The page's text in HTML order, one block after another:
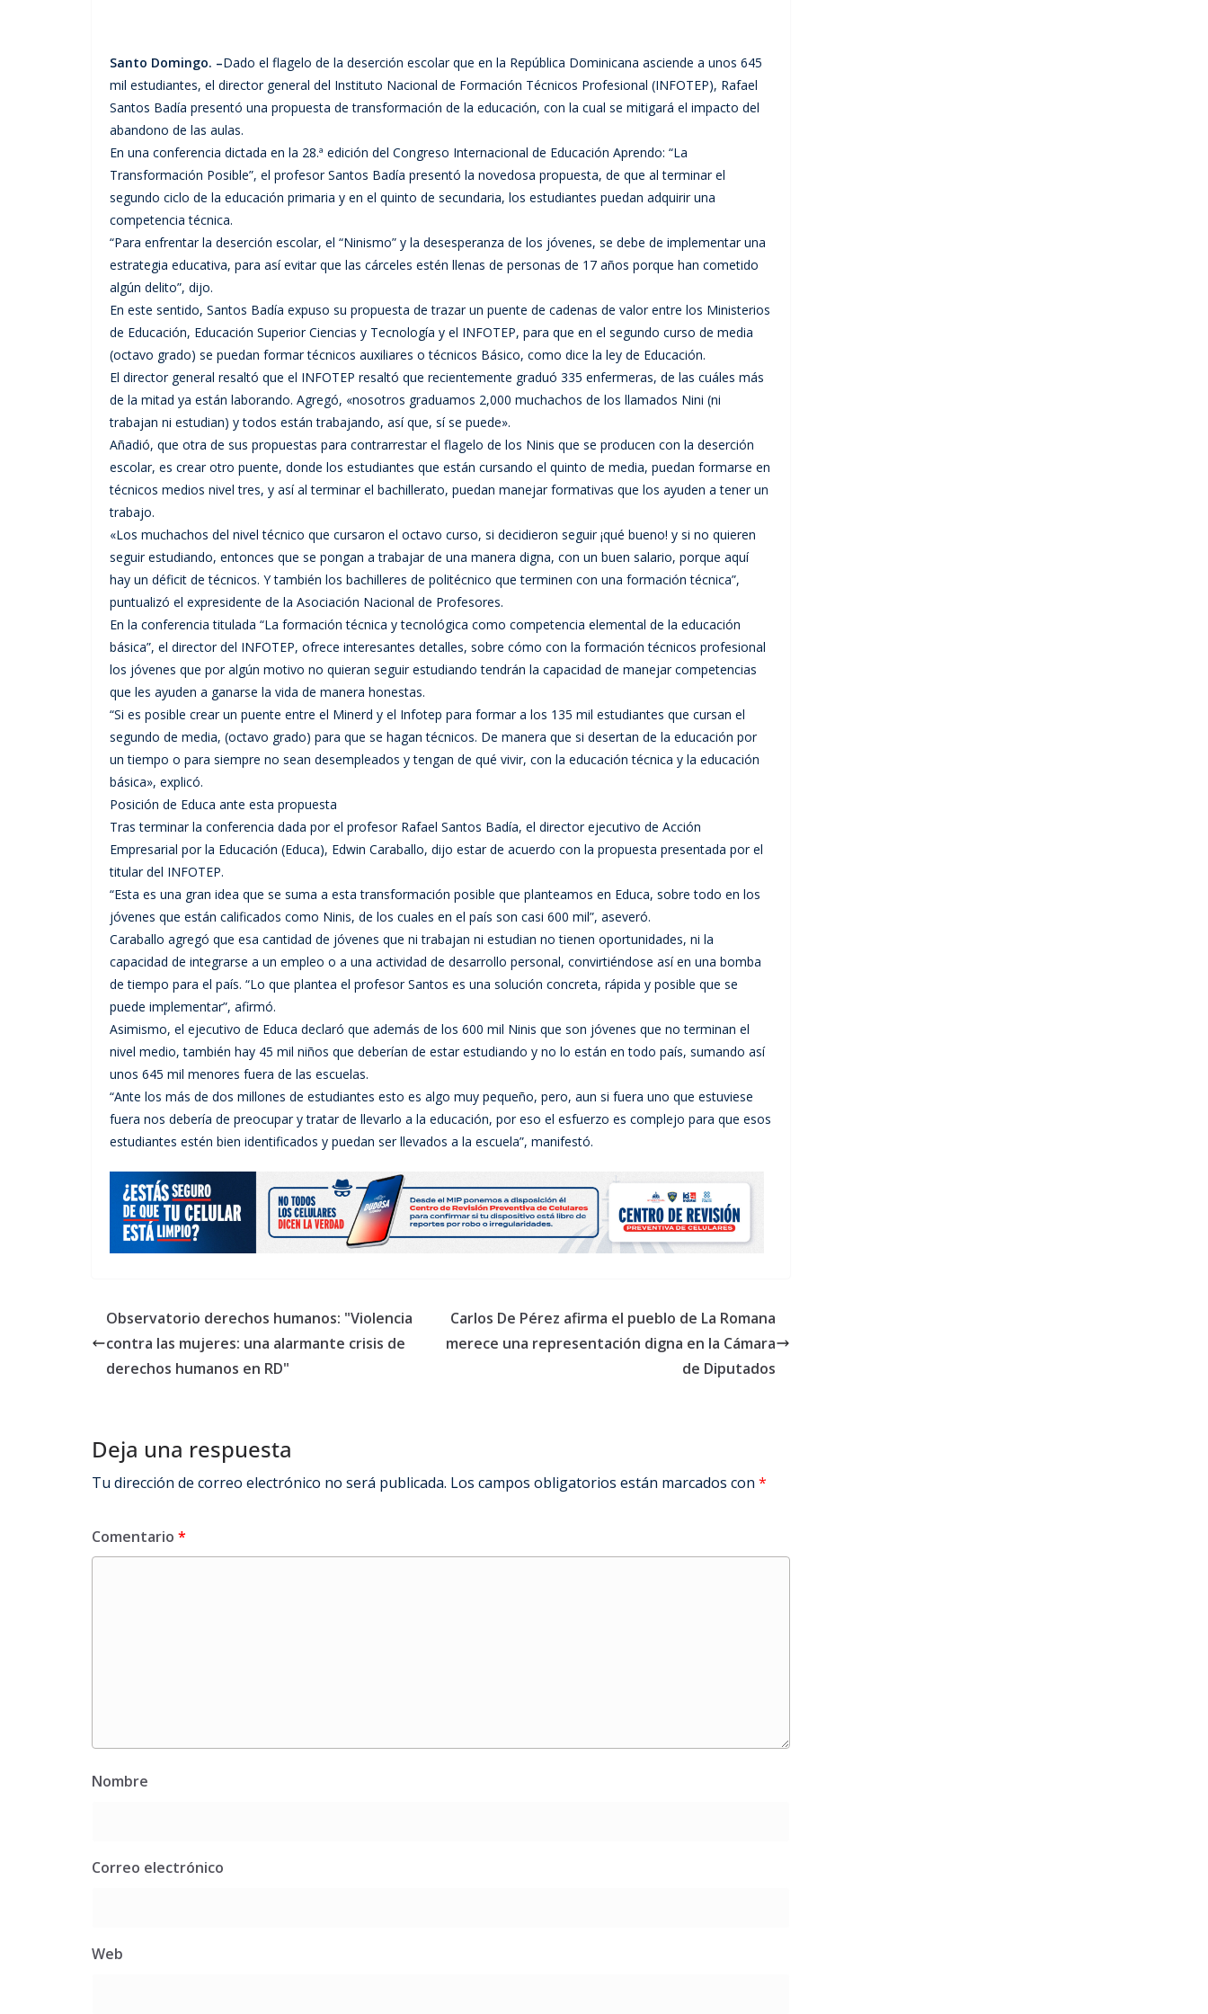
Santo Domingo. –Dado el flagelo de la deserción escolar que en la República Dominicana asciende a unos 645
mil estudiantes, el director general del Instituto Nacional de Formación Técnicos Profesional (INFOTEP), Rafael
Santos Badía presentó una propuesta de transformación de la educación, con la cual se mitigará el impacto del
abandono de las aulas.
En una conferencia dictada en la 28.ª edición del Congreso Internacional de Educación Aprendo: “La
Transformación Posible”, el profesor Santos Badía presentó la novedosa propuesta, de que al terminar el
segundo ciclo de la educación primaria y en el quinto de secundaria, los estudiantes puedan adquirir una
competencia técnica.
“Para enfrentar la deserción escolar, el “Ninismo” y la desesperanza de los jóvenes, se debe de implementar una
estrategia educativa, para así evitar que las cárceles estén llenas de personas de 17 años porque han cometido
algún delito”, dijo.
En este sentido, Santos Badía expuso su propuesta de trazar un puente de cadenas de valor entre los Ministerios
de Educación, Educación Superior Ciencias y Tecnología y el INFOTEP, para que en el segundo curso de media
(octavo grado) se puedan formar técnicos auxiliares o técnicos Básico, como dice la ley de Educación.
El director general resaltó que el INFOTEP resaltó que recientemente graduó 335 enfermeras, de las cuáles más
de la mitad ya están laborando. Agregó, «nosotros graduamos 2,000 muchachos de los llamados Nini (ni
trabajan ni estudian) y todos están trabajando, así que, sí se puede».
Añadió, que otra de sus propuestas para contrarrestar el flagelo de los Ninis que se producen con la deserción
escolar, es crear otro puente, donde los estudiantes que están cursando el quinto de media, puedan formarse en
técnicos medios nivel tres, y así al terminar el bachillerato, puedan manejar formativas que los ayuden a tener un
trabajo.
«Los muchachos del nivel técnico que cursaron el octavo curso, si decidieron seguir ¡qué bueno! y si no quieren
seguir estudiando, entonces que se pongan a trabajar de una manera digna, con un buen salario, porque aquí
hay un déficit de técnicos. Y también los bachilleres de politécnico que terminen con una formación técnica”,
puntualizó el expresidente de la Asociación Nacional de Profesores.
En la conferencia titulada “La formación técnica y tecnológica como competencia elemental de la educación
básica”, el director del INFOTEP, ofrece interesantes detalles, sobre cómo con la formación técnicos profesional
los jóvenes que por algún motivo no quieran seguir estudiando tendrán la capacidad de manejar competencias
que les ayuden a ganarse la vida de manera honestas.
“Si es posible crear un puente entre el Minerd y el Infotep para formar a los 135 mil estudiantes que cursan el
segundo de media, (octavo grado) para que se hagan técnicos. De manera que si desertan de la educación por
un tiempo o para siempre no sean desempleados y tengan de qué vivir, con la educación técnica y la educación
básica», explicó.
Posición de Educa ante esta propuesta
Tras terminar la conferencia dada por el profesor Rafael Santos Badía, el director ejecutivo de Acción
Empresarial por la Educación (Educa), Edwin Caraballo, dijo estar de acuerdo con la propuesta presentada por el
titular del INFOTEP.
“Esta es una gran idea que se suma a esta transformación posible que planteamos en Educa, sobre todo en los
jóvenes que están calificados como Ninis, de los cuales en el país son casi 600 mil”, aseveró.
Caraballo agregó que esa cantidad de jóvenes que ni trabajan ni estudian no tienen oportunidades, ni la
capacidad de integrarse a un empleo o a una actividad de desarrollo personal, convirtiéndose así en una bomba
de tiempo para el país. “Lo que plantea el profesor Santos es una solución concreta, rápida y posible que se
puede implementar”, afirmó.
Asimismo, el ejecutivo de Educa declaró que además de los 600 mil Ninis que son jóvenes que no terminan el
nivel medio, también hay 45 mil niños que deberían de estar estudiando y no lo están en todo país, sumando así
unos 645 mil menores fuera de las escuelas.
“Ante los más de dos millones de estudiantes esto es algo muy pequeño, pero, aun si fuera uno que estuviese
fuera nos debería de preocupar y tratar de llevarlo a la educación, por eso el esfuerzo es complejo para que esos
estudiantes estén bien identificados y puedan ser llevados a la escuela”, manifestó.
Observatorio derechos humanos: "Violencia
contra las mujeres: una alarmante crisis de
derechos humanos en RD"
Carlos De Pérez afirma el pueblo de La Romana
merece una representación digna en la Cámara
de Diputados
Deja una respuesta
Tu dirección de correo electrónico no será publicada. Los campos obligatorios están marcados con *
Comentario *
Nombre
Correo electrónico
Web